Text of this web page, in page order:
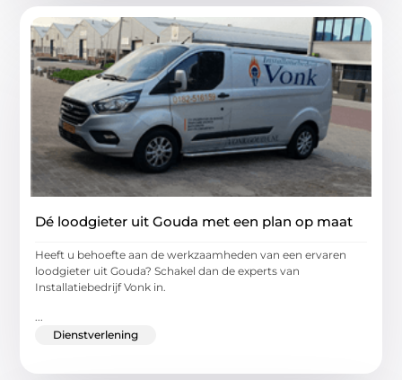
Dé loodgieter uit Gouda met een plan op maat
Heeft u behoefte aan de werkzaamheden van een ervaren
loodgieter uit Gouda? Schakel dan de experts van
Installatiebedrijf Vonk in.
Dienstverlening